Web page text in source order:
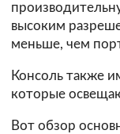
высоким
меньше, чем
Консоль также
которые
Вот обзор